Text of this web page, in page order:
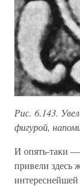
Рис. 6.143.
фигурой,
И опять-таки —
привели здесь
интереснейшей